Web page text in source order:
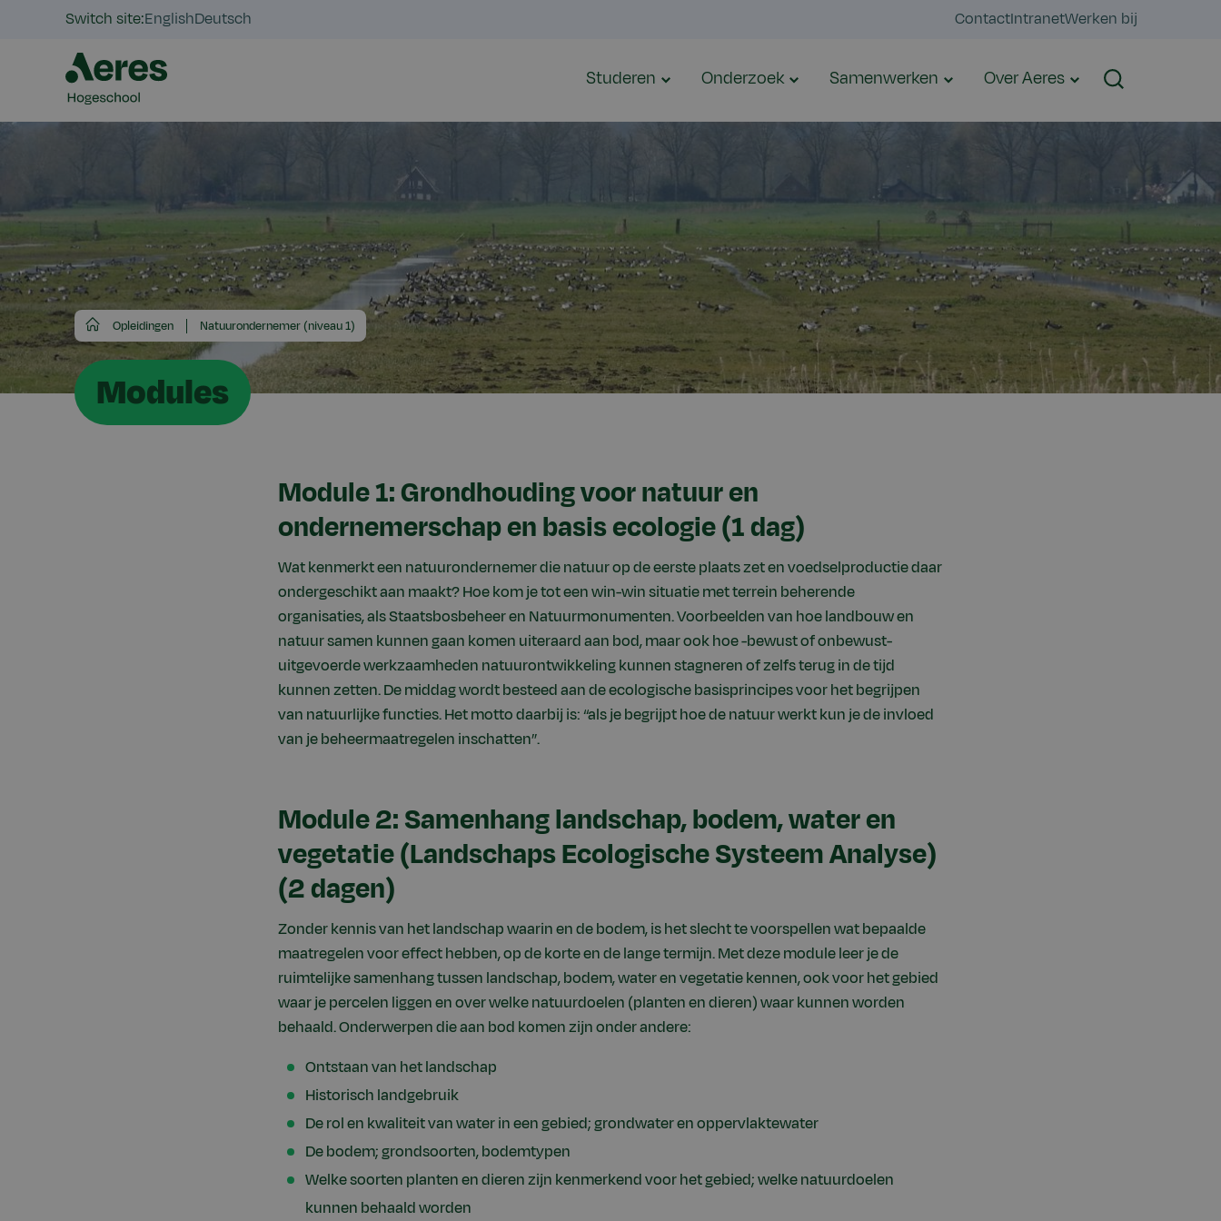
Switch site:EnglishDeutsch ContactIntranetWerken bij
Studeren Onderzoek Samenwerken Over Aeres Zoeken
Aeres
Hogeschool
Opleidingen Natuurondernemer (niveau 1)
Modules
Module 1: Grondhouding voor natuur en
ondernemerschap en basis ecologie (1 dag)
Wat kenmerkt een natuurondernemer die natuur op de eerste plaats zet en voedselproductie daar
ondergeschikt aan maakt? Hoe kom je tot een win-win situatie met terrein beherende
organisaties, als Staatsbosbeheer en Natuurmonumenten. Voorbeelden van hoe landbouw en
natuur samen kunnen gaan komen uiteraard aan bod, maar ook hoe -bewust of onbewust-
uitgevoerde werkzaamheden natuurontwikkeling kunnen stagneren of zelfs terug in de tijd
kunnen zetten. De middag wordt besteed aan de ecologische basisprincipes voor het begrijpen
van natuurlijke functies. Het motto daarbij is: “als je begrijpt hoe de natuur werkt kun je de invloed
van je beheermaatregelen inschatten”.
Module 2: Samenhang landschap, bodem, water en
vegetatie (Landschaps Ecologische Systeem Analyse)
(2 dagen)
Zonder kennis van het landschap waarin en de bodem, is het slecht te voorspellen wat bepaalde
maatregelen voor effect hebben, op de korte en de lange termijn. Met deze module leer je de
ruimtelijke samenhang tussen landschap, bodem, water en vegetatie kennen, ook voor het gebied
waar je percelen liggen en over welke natuurdoelen (planten en dieren) waar kunnen worden
behaald. Onderwerpen die aan bod komen zijn onder andere:
Ontstaan van het landschap
Historisch landgebruik
De rol en kwaliteit van water in een gebied; grondwater en oppervlaktewater
De bodem; grondsoorten, bodemtypen
Welke soorten planten en dieren zijn kenmerkend voor het gebied; welke natuurdoelen
kunnen behaald worden